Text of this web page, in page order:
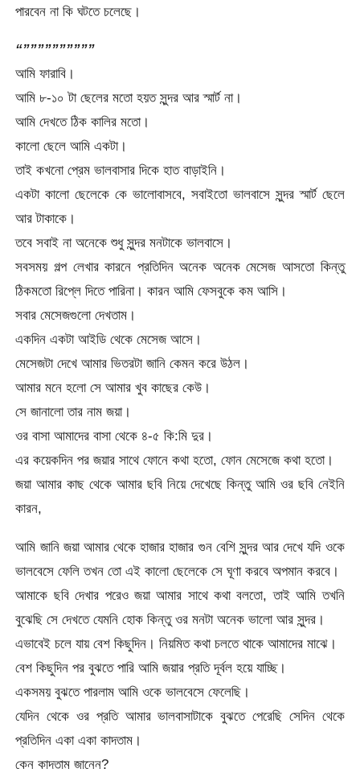
পারবেন না কি ঘটতে চলেছে।
“””””””””””
আমি ফারাবি।
আমি ৮-১০ টা ছেলের মতো হয়ত সুন্দর আর স্মার্ট না।
আমি দেখতে ঠিক কালির মতো।
কালো ছেলে আমি একটা।
তাই কখনো প্রেম ভালবাসার দিকে হাত বাড়াইনি।
একটা কালো ছেলেকে কে ভালোবাসবে, সবাইতো ভালবাসে সুন্দর স্মার্ট ছেলে
আর টাকাকে।
তবে সবাই না অনেকে শুধু সুন্দর মনটাকে ভালবাসে।
সবসময় গল্প লেখার কারনে প্রতিদিন অনেক অনেক মেসেজ আসতো কিন্তু
ঠিকমতো রিপ্লে দিতে পারিনা। কারন আমি ফেসবুকে কম আসি।
সবার মেসেজগুলো দেখতাম।
একদিন একটা আইডি থেকে মেসেজ আসে।
মেসেজটা দেখে আমার ভিতরটা জানি কেমন করে উঠল।
আমার মনে হলো সে আমার খুব কাছের কেউ।
সে জানালো তার নাম জয়া।
ওর বাসা আমাদের বাসা থেকে ৪-৫ কি:মি দুর।
এর কয়েকদিন পর জয়ার সাথে ফোনে কথা হতো, ফোন মেসেজে কথা হতো।
জয়া আমার কাছ থেকে আমার ছবি নিয়ে দেখেছে কিন্তু আমি ওর ছবি নেইনি
কারন,
আমি জানি জয়া আমার থেকে হাজার হাজার গুন বেশি সুন্দর আর দেখে যদি ওকে
ভালবেসে ফেলি তখন তো এই কালো ছেলেকে সে ঘূণা করবে অপমান করবে।
আমাকে ছবি দেখার পরেও জয়া আমার সাথে কথা বলতো, তাই আমি তখনি
বুঝেছি সে দেখতে যেমনি হোক কিন্তু ওর মনটা অনেক ভালো আর সুন্দর।
এভাবেই চলে যায় বেশ কিছুদিন। নিয়মিত কথা চলতে থাকে আমাদের মাঝে।
বেশ কিছুদিন পর বুঝতে পারি আমি জয়ার প্রতি দূর্বল হয়ে যাচ্ছি।
একসময় বুঝতে পারলাম আমি ওকে ভালবেসে ফেলেছি।
যেদিন থেকে ওর প্রতি আমার ভালবাসাটাকে বুঝতে পেরেছি সেদিন থেকে
প্রতিদিন একা একা কাদতাম।
কেন কাদতাম জানেন?